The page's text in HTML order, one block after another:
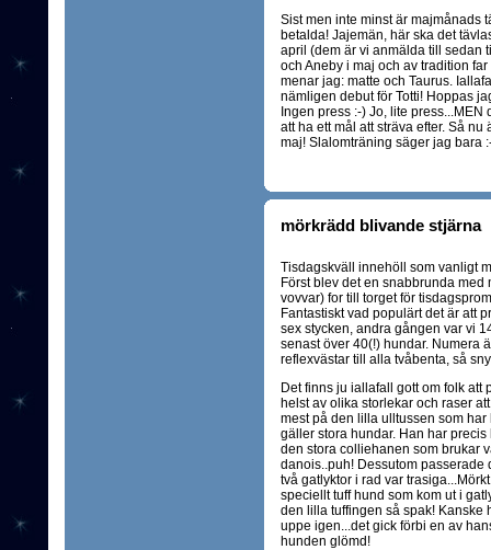
Sist men inte minst är majmånads
betalda! Jajemän, här ska det
april (dem är vi anmälda till sedan
och Aneby i maj och av tradition
menar jag: matte och Taurus.
nämligen debut för Totti! Hoppas
Ingen press :-) Jo, lite
att ha ett mål att sträva efter. Så
maj! Slalomträning säger jag bara
mörkrädd blivande stjärna
Tisdagskväll innehöll som vanligt
Först blev det en snabbrunda
vovvar) for till torget för
Fantastiskt vad populärt det är att
sex stycken, andra gången var vi
senast över 40(!) hundar. Numera
reflexvästar till alla tvåbenta, så
Det finns ju iallafall gott om folk
helst av olika storlekar och raser
mest på den lilla ulltussen som
gäller stora hundar. Han har
den stora colliehanen som brukar
danois..puh! Dessutom passerade
två gatlyktor i rad var
speciellt tuff hund som kom ut i
den lilla tuffingen så spak! Kanske
uppe igen...det gick förbi en av
hunden glömd!